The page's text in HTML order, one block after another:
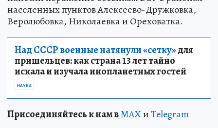
населенных пунктов Алексеево-Дружковка,
Веролюбовка, Николаевка и Ореховатка.
Над СССР военные натянули «сетку»для
пришельцев: как страна 13 лет тайно
искала и изучала инопланетных гостей
НАУКА
Присоединяйтесь к нам вMAXиTelegram